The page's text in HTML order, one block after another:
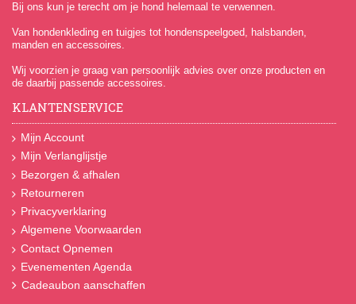
Bij ons kun je terecht om je hond helemaal te verwennen.
Van hondenkleding en tuigjes tot hondenspeelgoed, halsbanden,
manden en accessoires.
Wij voorzien je graag van persoonlijk advies over onze producten en
de daarbij passende accessoires.
KLANTENSERVICE
Mijn Account
Mijn Verlanglijstje
Bezorgen & afhalen
Retourneren
Privacyverklaring
Algemene Voorwaarden
Contact Opnemen
Evenementen Agenda
Cadeaubon aanschaffen